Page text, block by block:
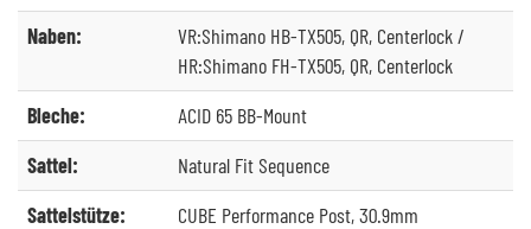
Naben:
VR:Shimano HB-TX505, QR, Centerlock /
HR:Shimano FH-TX505, QR, Centerlock
Bleche:
ACID 65 BB-Mount
Sattel:
Natural Fit Sequence
Sattelstütze:
CUBE Performance Post, 30.9mm